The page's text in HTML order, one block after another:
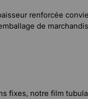
renforcée
de
fixes, notre film